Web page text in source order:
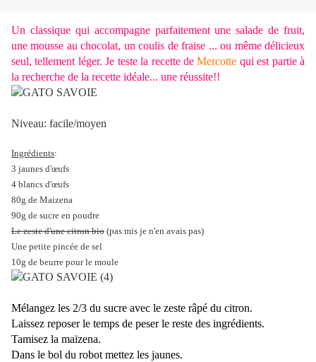
Un classique qui accompagne parfaitement une salade de fruit,
une mousse au chocolat, un coulis de fraise ... ou même délicieux
seul, tellement léger. Je teste la recette deMercotte qui est partie à
la recherche de la recette idéale... une réussite!!
Niveau: facile/moyen
Ingrédients:
3 jaunes d'œufs
4 blancs d'œufs
80g de Maizena
90g de sucre en poudre
Le zeste d'une citron bio (pas mis je n'en avais pas)
Une petite pincée de sel
10g de beurre pour le moule
Mélangez les 2/3 du sucre avec le zeste râpé du citron.
Laissez reposer le temps de peser le reste des ingrédients.
Tamisez la maïzena.
Dans le bol du robot mettez les jaunes.